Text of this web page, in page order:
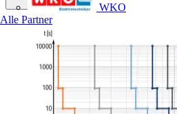
WKO
Alle Partner